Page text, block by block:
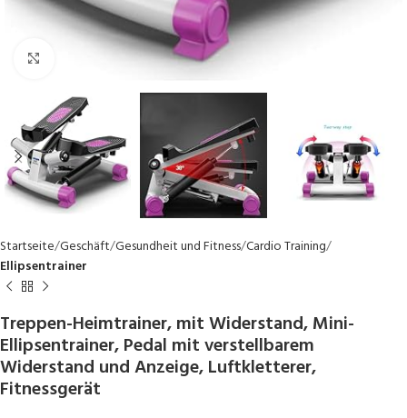
Click to enlarge
Startseite Geschäft Gesundheit und Fitness Cardio Training
Ellipsentrainer
Treppen-Heimtrainer, mit Widerstand, Mini-
Ellipsentrainer, Pedal mit verstellbarem
Widerstand und Anzeige, Luftkletterer,
Fitnessgerät